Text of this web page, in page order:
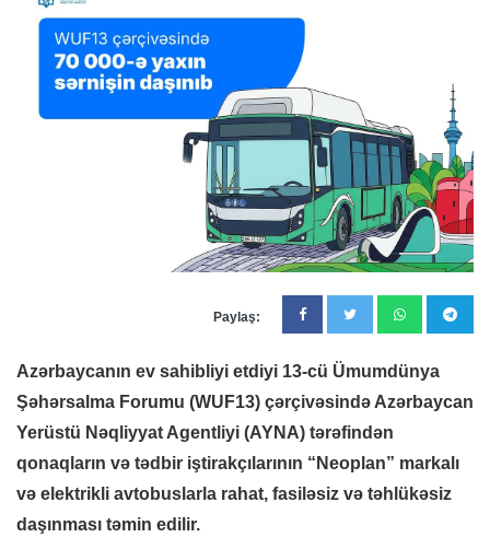
Paylaş:
Azərbaycanın ev sahibliyi etdiyi 13-cü Ümumdünya
Şəhərsalma Forumu (WUF13) çərçivəsində Azərbaycan
Yerüstü Nəqliyyat Agentliyi (AYNA) tərəfindən
qonaqların və tədbir iştirakçılarının “Neoplan” markalı
və elektrikli avtobuslarla rahat, fasiləsiz və təhlükəsiz
daşınması təmin edilir.